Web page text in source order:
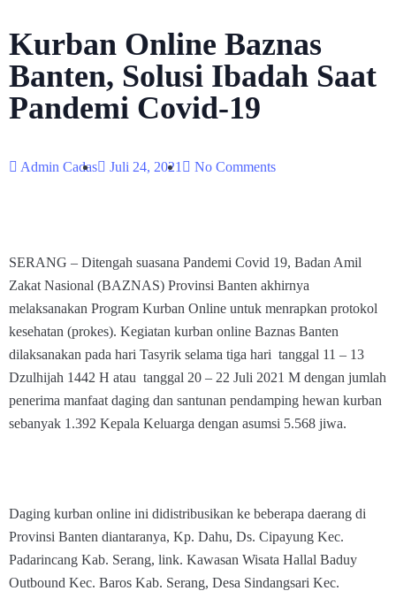
Kurban Online Baznas
Banten, Solusi Ibadah Saat
Pandemi Covid-19
Admin Cadas Juli 24, 2021 No Comments
SERANG – Ditengah suasana Pandemi Covid 19, Badan Amil
Zakat Nasional (BAZNAS) Provinsi Banten akhirnya
melaksanakan Program Kurban Online untuk menrapkan protokol
kesehatan (prokes). Kegiatan kurban online Baznas Banten
dilaksanakan pada hari Tasyrik selama tiga hari tanggal 11 – 13
Dzulhijah 1442 H atau tanggal 20 – 22 Juli 2021 M dengan jumlah
penerima manfaat daging dan santunan pendamping hewan kurban
sebanyak 1.392 Kepala Keluarga dengan asumsi 5.568 jiwa.
Daging kurban online ini didistribusikan ke beberapa daerang di
Provinsi Banten diantaranya, Kp. Dahu, Ds. Cipayung Kec.
Padarincang Kab. Serang, link. Kawasan Wisata Hallal Baduy
Outbound Kec. Baros Kab. Serang, Desa Sindangsari Kec.